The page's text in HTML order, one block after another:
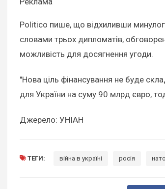
Politico пише, що відхиливши
словами трьох дипломатів,
можливість для досягнення угоди.
"Нова ціль фінансування не буде
для України на суму 90 млрд євро,
Джерело: УНІАН
ТЕГИ: війна в україні росія нато